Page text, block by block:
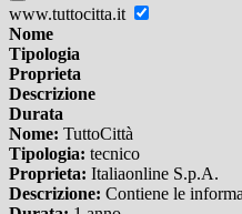
www.tuttocitta.it
Nome
Tipologia
Proprieta
Descrizione
Durata
Nome: TuttoCittà
Tipologia: tecnico
Proprieta: Italiaonline S.p.A.
Descrizione: Contiene le